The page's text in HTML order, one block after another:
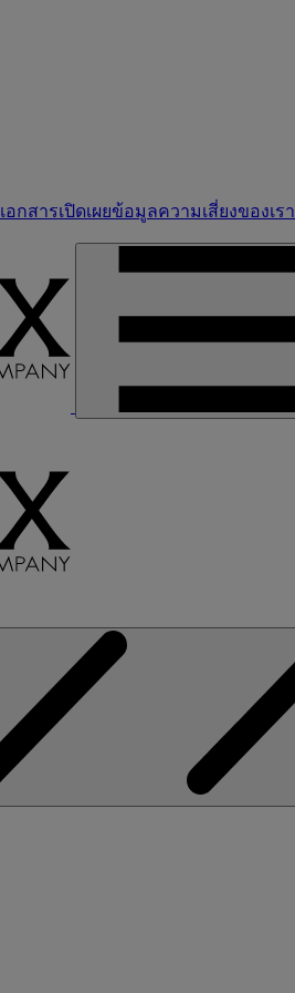
เอกสารเปิดเผยข้อมูลความเสี่ยงของเรา